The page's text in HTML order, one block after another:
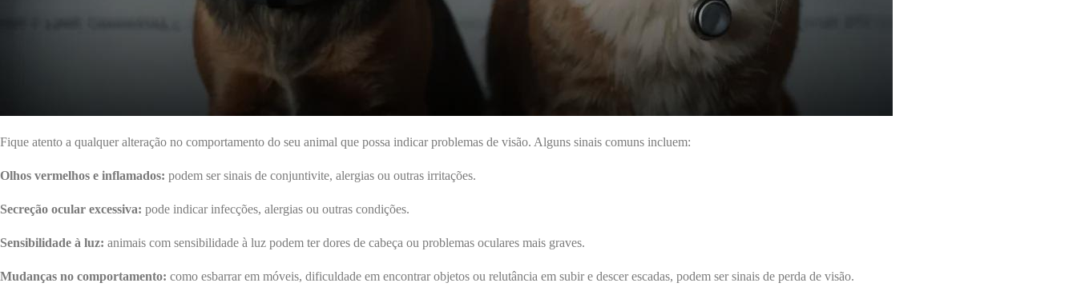
Fique atento a qualquer alteração no comportamento do seu animal que possa indicar problemas de visão. Alguns sinais comuns incluem:
Olhos vermelhos e inflamados: podem ser sinais de conjuntivite, alergias ou outras irritações.
Secreção ocular excessiva: pode indicar infecções, alergias ou outras condições.
Sensibilidade à luz: animais com sensibilidade à luz podem ter dores de cabeça ou problemas oculares mais graves.
Mudanças no comportamento: como esbarrar em móveis, dificuldade em encontrar objetos ou relutância em subir e descer escadas, podem ser sinais de perda de visão.